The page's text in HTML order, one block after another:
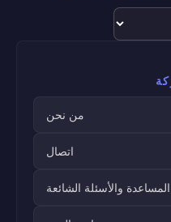
من نحن
اتصال
المساعدة والأسئلة الشائعة